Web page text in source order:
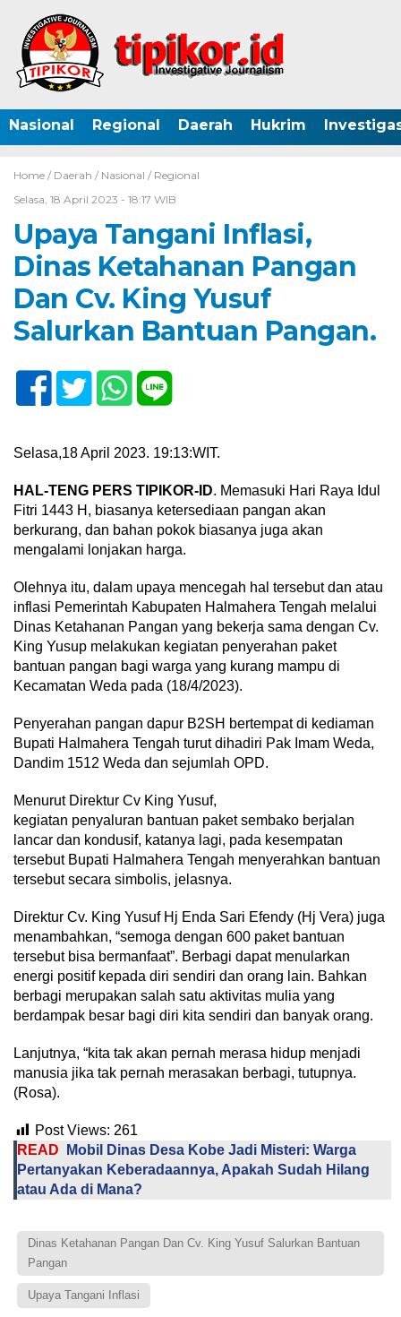
Nasional Regional Daerah Hukrim
Home / Daerah / Nasional / Regional
Selasa, 18 April 2023 - 18:17 WIB
Upaya Tangani Inflasi,
Dinas Ketahanan Pangan
Dan Cv. King Yusuf
Salurkan Bantuan Pangan.
Selasa,18 April 2023. 19:13:WIT.
HAL-TENG PERS TIPIKOR-ID. Memasuki Hari Raya Idul
Fitri 1443 H, biasanya ketersediaan pangan akan
berkurang, dan bahan pokok biasanya juga akan
mengalami lonjakan harga.
Olehnya itu, dalam upaya mencegah hal tersebut dan atau
inflasi Pemerintah Kabupaten Halmahera Tengah melalui
Dinas Ketahanan Pangan yang bekerja sama dengan Cv.
King Yusup melakukan kegiatan penyerahan paket
bantuan pangan bagi warga yang kurang mampu di
Kecamatan Weda pada (18/4/2023).
Penyerahan pangan dapur B2SH bertempat di kediaman
Bupati Halmahera Tengah turut dihadiri Pak Imam Weda,
Dandim 1512 Weda dan sejumlah OPD.
Menurut Direktur Cv King Yusuf,
kegiatan penyaluran bantuan paket sembako berjalan
lancar dan kondusif, katanya lagi, pada kesempatan
tersebut Bupati Halmahera Tengah menyerahkan bantuan
tersebut secara simbolis, jelasnya.
Direktur Cv. King Yusuf Hj Enda Sari Efendy (Hj Vera) juga
menambahkan, “semoga dengan 600 paket bantuan
tersebut bisa bermanfaat”. Berbagi dapat menularkan
energi positif kepada diri sendiri dan orang lain. Bahkan
berbagi merupakan salah satu aktivitas mulia yang
berdampak besar bagi diri kita sendiri dan banyak orang.
Lanjutnya, “kita tak akan pernah merasa hidup menjadi
manusia jika tak pernah merasakan berbagi, tutupnya.
(Rosa).
Post Views: 261
READ
Mobil Dinas Desa Kobe Jadi Misteri: Warga
Pertanyakan Keberadaannya, Apakah Sudah Hilang
atau Ada di Mana?
Dinas Ketahanan Pangan Dan Cv. King Yusuf Salurkan Bantuan
Pangan
Upaya Tangani Inflasi